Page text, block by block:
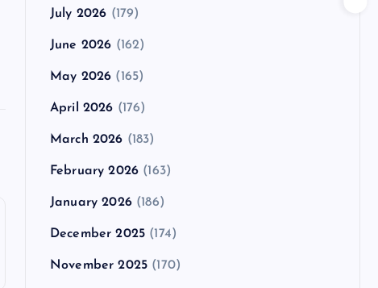
July 2026 (179)
June 2026 (162)
May 2026 (165)
April 2026 (176)
March 2026 (183)
February 2026 (163)
January 2026(186)
December 2025 (174)
November 2025 (170)